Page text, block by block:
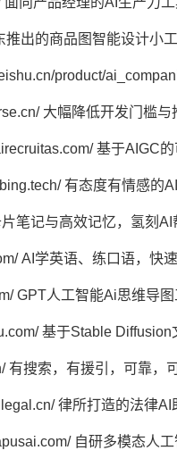
出的商品图智能设计小工
product/
大幅降低开发门槛与
基于AIGC
有态度有情感的
笔记与高效记忆，氢刻AI
AI学英语、练口语，快
GPT人工智能Ai思维导图
基于Stable Diffusion
有搜索，有援引，可靠，
律所打造的法律AI
自研多模态人工